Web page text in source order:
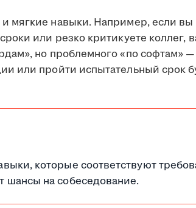
мягкие навыки. Например, если
или резко критикуете коллег,
но проблемного «по софтам»
или пройти испытательный срок
которые соответствуют
шансы на собеседование.